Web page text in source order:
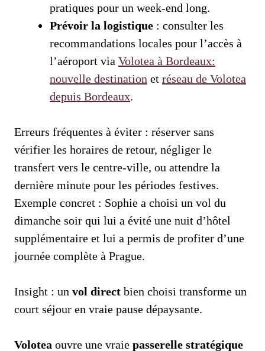
pratiques pour un week-end long.
Prévoir la logistique : consulter les
recommandations locales pour l’accès à
l’aéroport via Volotea à Bordeaux:
nouvelle destination et réseau de Volotea
depuis Bordeaux.
Erreurs fréquentes à éviter : réserver sans
vérifier les horaires de retour, négliger le
transfert vers le centre-ville, ou attendre la
dernière minute pour les périodes festives.
Exemple concret : Sophie a choisi un vol du
dimanche soir qui lui a évité une nuit d’hôtel
supplémentaire et lui a permis de profiter d’une
journée complète à Prague.
Insight : un vol direct bien choisi transforme un
court séjour en vraie pause dépaysante.
Volotea ouvre une vraie passerelle stratégique